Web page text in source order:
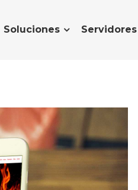
Soluciones Servidores